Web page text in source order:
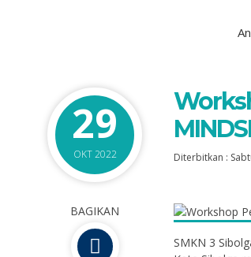
29
OKT 2022 Diterbitkan :
BAGIKAN
SMKN 3